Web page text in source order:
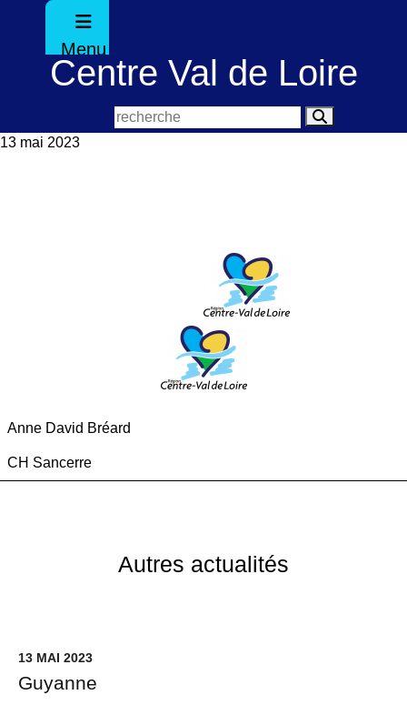
Menu
Centre Val de Loire
13 mai 2023
Anne David Bréard
CH Sancerre
Autres actualités
13 MAI 2023
Guyanne